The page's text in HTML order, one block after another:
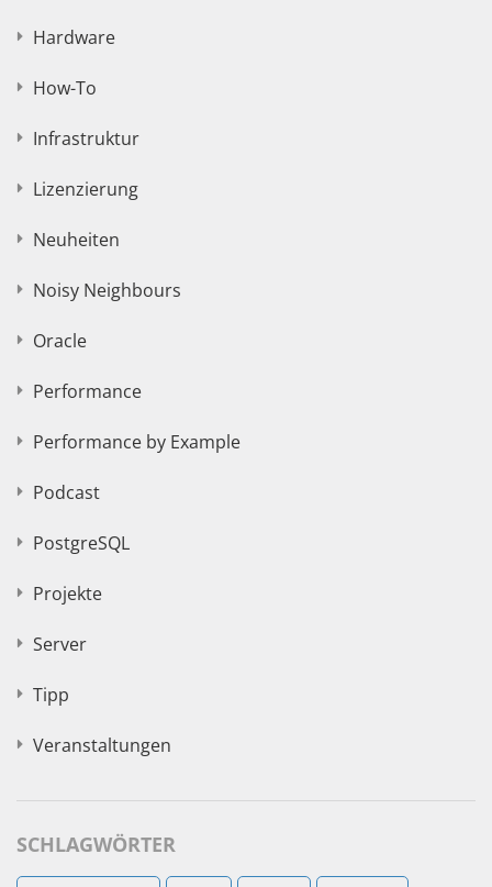
Hardware
How-To
Infrastruktur
Lizenzierung
Neuheiten
Noisy Neighbours
Oracle
Performance
Performance by Example
Podcast
PostgreSQL
Projekte
Server
Tipp
Veranstaltungen
SCHLAGWÖRTER